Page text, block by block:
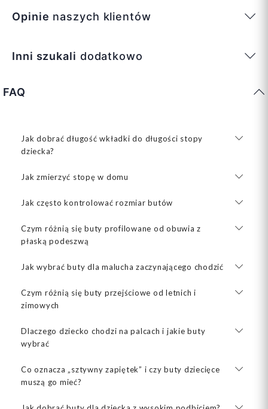
Opinie naszych klientów
Inni szukali dodatkowo
FAQ
Jak dobrać długość wkładki do długości stopy
dziecka?
Jak zmierzyć stopę w domu
Jak często kontrolować rozmiar butów
Czym różnią się buty profilowane od obuwia z
płaską podeszwą
Jak wybrać buty dla malucha zaczynającego chodzić
Czym różnią się buty przejściowe od letnich i
zimowych
Dlaczego dziecko chodzi na palcach i jakie buty
wybrać
Co oznacza „sztywny zapiętek” i czy buty dziecięce
muszą go mieć?